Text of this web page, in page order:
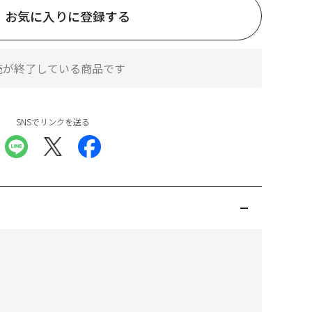
お気に入りに登録する
終了している商品です
SNSでリンクを送る